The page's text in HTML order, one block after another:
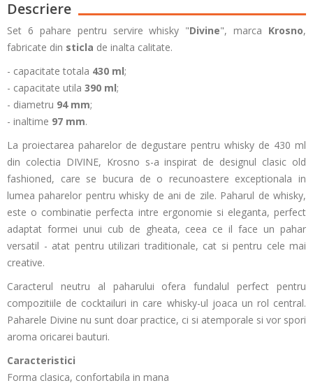
Descriere
Set 6 pahare pentru servire whisky "Divine", marca Krosno,
fabricate din sticla de inalta calitate.
- capacitate totala 430 ml;
- capacitate utila 390 ml;
- diametru 94 mm;
- inaltime 97 mm.
La proiectarea paharelor de degustare pentru whisky de 430 ml
din colectia DIVINE, Krosno s-a inspirat de designul clasic old
fashioned, care se bucura de o recunoastere exceptionala in
lumea paharelor pentru whisky de ani de zile. Paharul de whisky,
este o combinatie perfecta intre ergonomie si eleganta, perfect
adaptat formei unui cub de gheata, ceea ce il face un pahar
versatil - atat pentru utilizari traditionale, cat si pentru cele mai
creative.
Caracterul neutru al paharului ofera fundalul perfect pentru
compozitiile de cocktailuri in care whisky-ul joaca un rol central.
Paharele Divine nu sunt doar practice, ci si atemporale si vor spori
aroma oricarei bauturi.
Caracteristici
Forma clasica, confortabila in mana